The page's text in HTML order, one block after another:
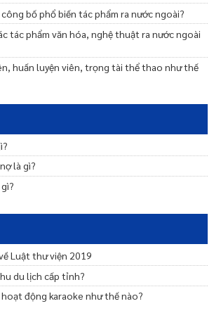
bố phổ biến tác phẩm ra nước ngoài?
tác phẩm văn hóa, nghệ thuật ra nước ngoài
huấn luyện viên, trọng tài thể thao như thế
thao như thế nào?
và đoàn thể thao quốc gia khác nhau ở đâu?
tích cao là gì?
động hợp tác quốc tế là gì?
là gì?
Luật thư viện 2019
du lịch cấp tỉnh?
động karaoke như thế nào?